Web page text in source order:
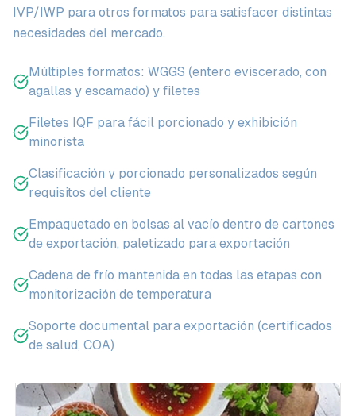
IVP/IWP para otros formatos para satisfacer distintas
necesidades del mercado.
Múltiples formatos: WGGS (entero eviscerado, con
agallas y escamado) y filetes
Filetes IQF para fácil porcionado y exhibición
minorista
Clasificación y porcionado personalizados según
requisitos del cliente
Empaquetado en bolsas al vacío dentro de cartones
de exportación, paletizado para exportación
Cadena de frío mantenida en todas las etapas con
monitorización de temperatura
Soporte documental para exportación (certificados
de salud, COA)